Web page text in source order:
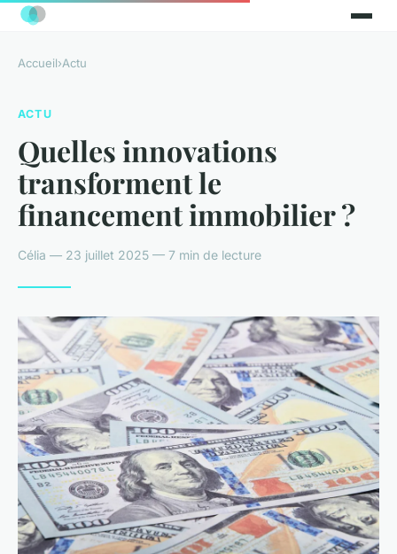
Accueil›Actu
ACTU
Quelles innovations
transforment le
financement immobilier ?
Célia — 23 juillet 2025 — 7 min de lecture